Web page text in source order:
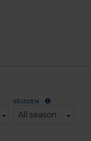
SEIZOEN
All season